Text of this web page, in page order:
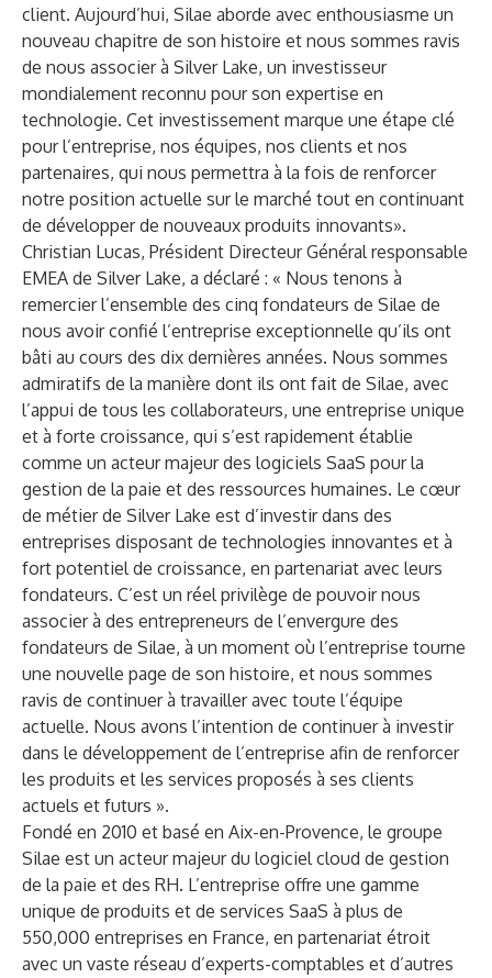
client. Aujourd’hui, Silae aborde avec enthousiasme un
nouveau chapitre de son histoire et nous sommes ravis
de nous associer à Silver Lake, un investisseur
mondialement reconnu pour son expertise en
technologie. Cet investissement marque une étape clé
pour l’entreprise, nos équipes, nos clients et nos
partenaires, qui nous permettra à la fois de renforcer
notre position actuelle sur le marché tout en continuant
de développer de nouveaux produits innovants».
Christian Lucas, Président Directeur Général responsable
EMEA de Silver Lake, a déclaré : « Nous tenons à
remercier l’ensemble des cinq fondateurs de Silae de
nous avoir confié l’entreprise exceptionnelle qu’ils ont
bâti au cours des dix dernières années. Nous sommes
admiratifs de la manière dont ils ont fait de Silae, avec
l’appui de tous les collaborateurs, une entreprise unique
et à forte croissance, qui s’est rapidement établie
comme un acteur majeur des logiciels SaaS pour la
gestion de la paie et des ressources humaines. Le cœur
de métier de Silver Lake est d’investir dans des
entreprises disposant de technologies innovantes et à
fort potentiel de croissance, en partenariat avec leurs
fondateurs. C’est un réel privilège de pouvoir nous
associer à des entrepreneurs de l’envergure des
fondateurs de Silae, à un moment où l’entreprise tourne
une nouvelle page de son histoire, et nous sommes
ravis de continuer à travailler avec toute l’équipe
actuelle. Nous avons l’intention de continuer à investir
dans le développement de l’entreprise afin de renforcer
les produits et les services proposés à ses clients
actuels et futurs ».
Fondé en 2010 et basé en Aix-en-Provence, le groupe
Silae est un acteur majeur du logiciel cloud de gestion
de la paie et des RH. L’entreprise offre une gamme
unique de produits et de services SaaS à plus de
550,000 entreprises en France, en partenariat étroit
avec un vaste réseau d’experts-comptables et d’autres